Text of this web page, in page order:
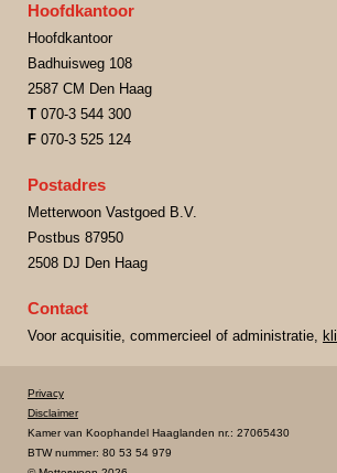
Hoofdkantoor
Hoofdkantoor
Badhuisweg 108
2587 CM Den Haag
T 070-3 544 300
F 070-3 525 124
Postadres
Metterwoon Vastgoed B.V.
Postbus 87950
2508 DJ Den Haag
Contact
Voor acquisitie, commercieel of administratie,
Privacy
Disclaimer
Kamer van Koophandel Haaglanden nr.: 27065430
BTW nummer: 80 53 54 979